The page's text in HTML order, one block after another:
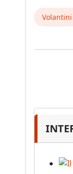
Volantini